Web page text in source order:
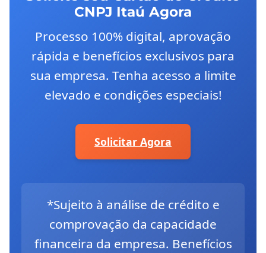
CNPJ Itaú Agora
Processo 100% digital, aprovação
rápida e benefícios exclusivos para
sua empresa. Tenha acesso a limite
elevado e condições especiais!
Solicitar Agora
*Sujeito à análise de crédito e
comprovação da capacidade
financeira da empresa. Benefícios